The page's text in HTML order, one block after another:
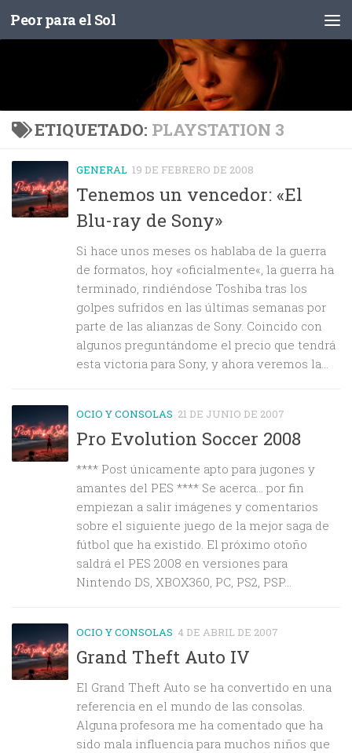
Saltar al contenido
Peor para el Sol
ETIQUETADO: PLAYSTATION 3
GENERAL 19 DE FEBRERO DE 2008
Tenemos un vencedor: «El
Blu-ray de Sony»
Si hace unos meses os hablaba de la guerra
de formatos, hoy «oficialmente«, la guerra ha
terminado, rindiéndose Toshiba tras los
golpes sufridos en las últimas semanas por
parte de las alianzas de Sony. Coincido con
algunos preguntándome el precio que tendrá
esta victoria para Sony, y ahora veremos la...
OCIO Y CONSOLAS 21 DE JUNIO DE 2007
Pro Evolution Soccer 2008
**** Post únicamente apto para jugones y
amantes del PES **** Se acerca… por fin
empiezan a salir imágenes y comentarios
sobre el siguiente juego de la mejor saga de
fútbol que ha existido. El próximo otoño
saldrá el PES 2008 en versiones para
Nintendo DS, XBOX360, PC, PS2, PSP...
OCIO Y CONSOLAS 4 DE ABRIL DE 2007
Grand Theft Auto IV
El Grand Theft Auto se ha convertido en una
referencia en el mundo de las consolas.
Alguna profesora me ha comentado que ha
sido mala influencia para muchos niños que